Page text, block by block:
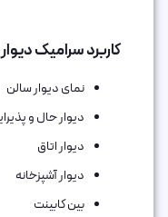
کاربرد سرامیک دیوار 50*100 اتاوا فخار
نمای دیوار سالن
دیوار حال و پذیرایی
دیوار اتاق
دیوار آشپزخانه
بین کابینت